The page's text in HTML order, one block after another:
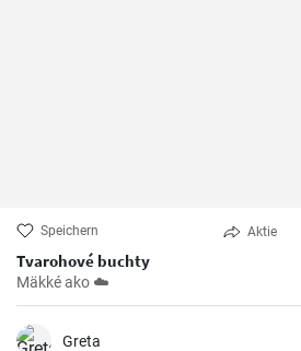
Speichern Aktie
Tvarohové buchty
Mäkké ako ☁️
Greta